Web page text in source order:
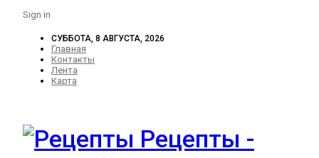
Sign in
СУББОТА, 8 АВГУСТА, 2026
Главная
Контакты
Лента
Карта
Рецепты -